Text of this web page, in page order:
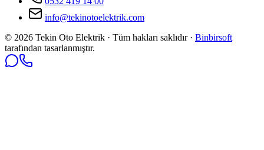
info@tekinotoelektrik.com
© 2026 Tekin Oto Elektrik · Tüm hakları saklıdır · Binbirsoft
tarafından tasarlanmıştır.